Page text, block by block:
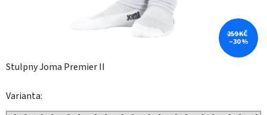
Stulpny Joma Premier II
Varianta:
259 KČ
–30 %